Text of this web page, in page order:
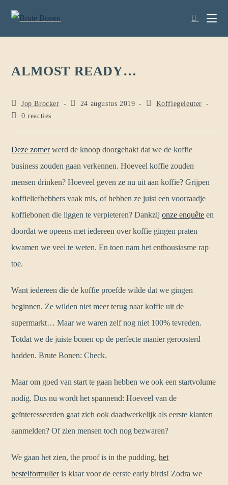
ALMOST READY…
Jop Brocker 24 augustus 2019
Koffiegeleuter
0 reacties
Deze zomerwerd de knoop doorgehakt dat we de koffie
business zouden gaan verkennen. Hoeveel koffie zouden
mensen drinken? Hoeveel geven ze nu uit aan koffie? Grijpen
koffieliefhebbers vaak mis, of hebben ze juist een voorraadje
koffiebonen die liggen te verpieteren? Dankzijonze enquête en
doordat we opeens met iedereen over koffie gingen praten
kwamen we veel te weten. En toen nam het enthousiasme rap
toe.
Want iedereen die de koffie proefde wilde dat we gingen
beginnen. Ze wilden niet meer terug naar koffie uit de
supermarkt… Maar we waren zelf nog niet 100% tevreden.
Totdat we de juiste bonen op de perfecte manier geroosterd
hadden. Brute Bonen: Check.
Maar om goed van start te gaan hebben we ook een startvolume
nodig. Dus nu wordt het spannend: Hoeveel van de
geïnteresseerden gaat zich ook daadwerkelijk als eerste klanten
aanmelden? Of zien mensen toch nog bezwaren?
We gaan het zien, the proof is in the pudding,het
bestelformulieris klaar voor de eerste early birds! Zodra we